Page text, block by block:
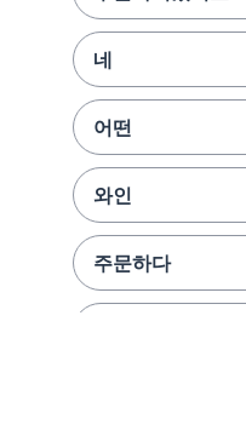
네
어떤
와인
주문하다